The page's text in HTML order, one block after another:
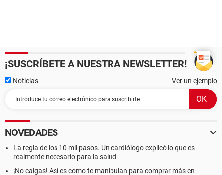
¡SUSCRÍBETE A NUESTRA NEWSLETTER!
Noticias Ver un ejemplo
NOVEDADES
La regla de los 10 mil pasos. Un cardiólogo explicó lo que es
realmente necesario para la salud
¡No caigas! Así es como te manipulan para comprar más en